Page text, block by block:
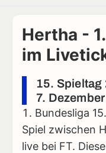
Hertha -
im
15. Spieltag
7.
Bundesliga
Spiel zwischen
live bei FT.